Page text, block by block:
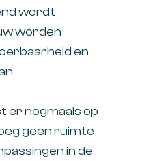
wordt
worden
en
er nogmaals op
geen ruimte
in de